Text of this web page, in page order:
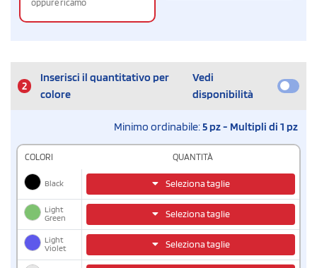
oppure ricamo
2
Inserisci il quantitativo per
colore
Vedi
disponibilità
Minimo ordinabile:5 pz - Multipli di 1 pz
COLORI QUANTITÀ
Black Seleziona taglie
Light
Green
Seleziona taglie
Light
Violet
Seleziona taglie